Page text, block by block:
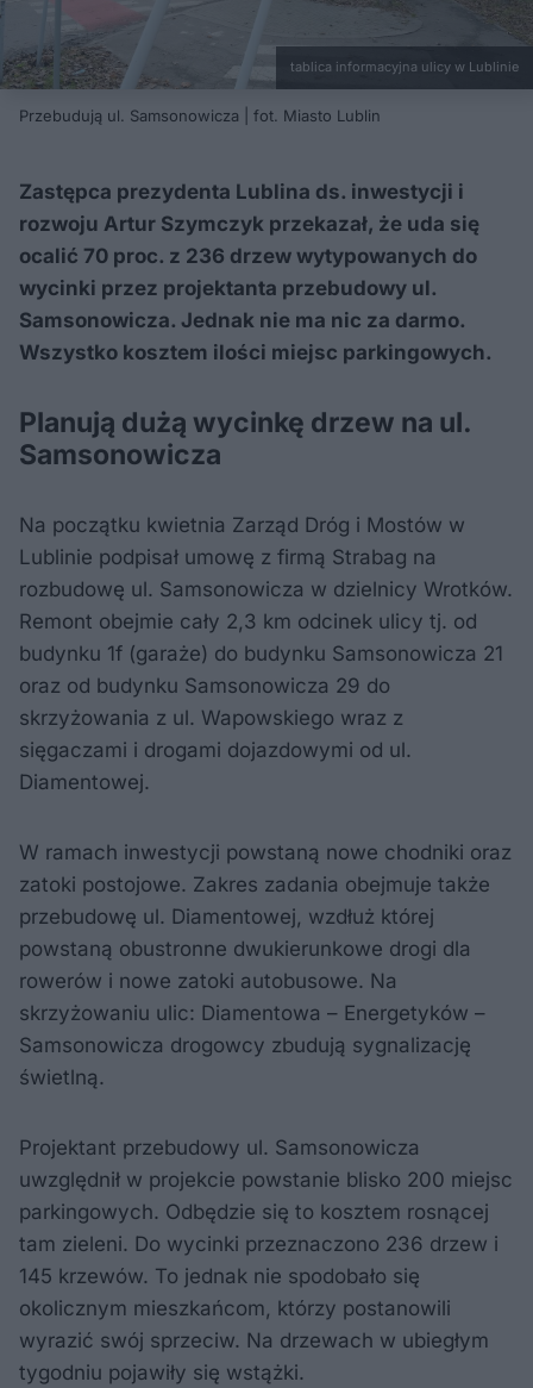
tablica informacyjna ulicy w Lublinie
Przebudują ul. Samsonowicza | fot. Miasto Lublin
Zastępca prezydenta Lublina ds. inwestycji i
rozwoju Artur Szymczyk przekazał, że uda się
ocalić 70 proc. z 236 drzew wytypowanych do
wycinki przez projektanta przebudowy ul.
Samsonowicza. Jednak nie ma nic za darmo.
Wszystko kosztem ilości miejsc parkingowych.
Planują dużą wycinkę drzew na ul.
Samsonowicza
Na początku kwietnia Zarząd Dróg i Mostów w
Lublinie podpisał umowę z firmą Strabag na
rozbudowę ul. Samsonowicza w dzielnicy Wrotków.
Remont obejmie cały 2,3 km odcinek ulicy tj. od
budynku 1f (garaże) do budynku Samsonowicza 21
oraz od budynku Samsonowicza 29 do
skrzyżowania z ul. Wapowskiego wraz z
sięgaczami i drogami dojazdowymi od ul.
Diamentowej.
W ramach inwestycji powstaną nowe chodniki oraz
zatoki postojowe. Zakres zadania obejmuje także
przebudowę ul. Diamentowej, wzdłuż której
powstaną obustronne dwukierunkowe drogi dla
rowerów i nowe zatoki autobusowe. Na
skrzyżowaniu ulic: Diamentowa – Energetyków –
Samsonowicza drogowcy zbudują sygnalizację
świetlną.
Projektant przebudowy ul. Samsonowicza
uwzględnił w projekcie powstanie blisko 200 miejsc
parkingowych. Odbędzie się to kosztem rosnącej
tam zieleni. Do wycinki przeznaczono 236 drzew i
145 krzewów. To jednak nie spodobało się
okolicznym mieszkańcom, którzy postanowili
wyrazić swój sprzeciw. Na drzewach w ubiegłym
tygodniu pojawiły się wstążki.